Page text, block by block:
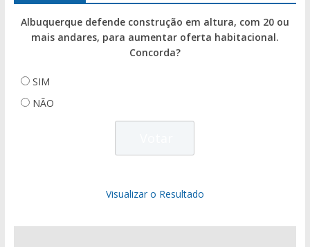
Albuquerque defende construção em altura, com 20 ou
mais andares, para aumentar oferta habitacional.
Concorda?
SIM
NÃO
Visualizar o Resultado